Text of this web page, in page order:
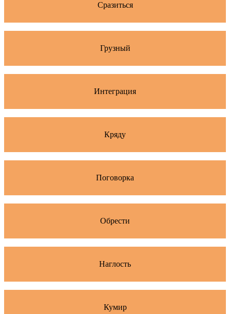
Сразиться
Грузный
Интеграция
Кряду
Поговорка
Обрести
Наглость
Кумир